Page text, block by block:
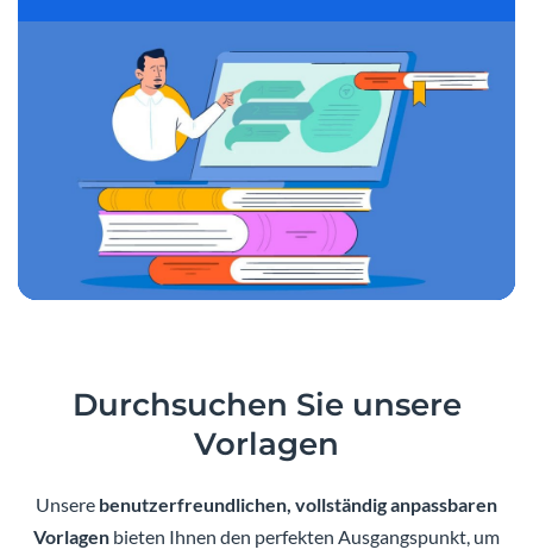
Durchsuchen Sie unsere
Vorlagen
Unsere benutzerfreundlichen, vollständig anpassbaren
Vorlagen bieten Ihnen den perfekten Ausgangspunkt, um